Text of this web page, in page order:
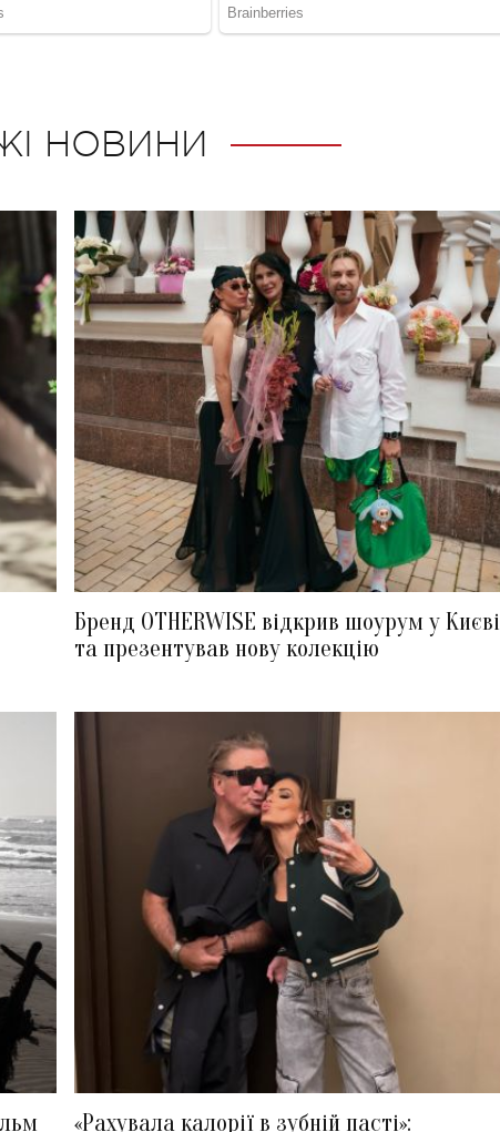
НОВИНИ
Бренд OTHERWISE відкрив шоурум у Києві
та презентував нову колекцію
«Рахувала калорії в зубній пасті»: